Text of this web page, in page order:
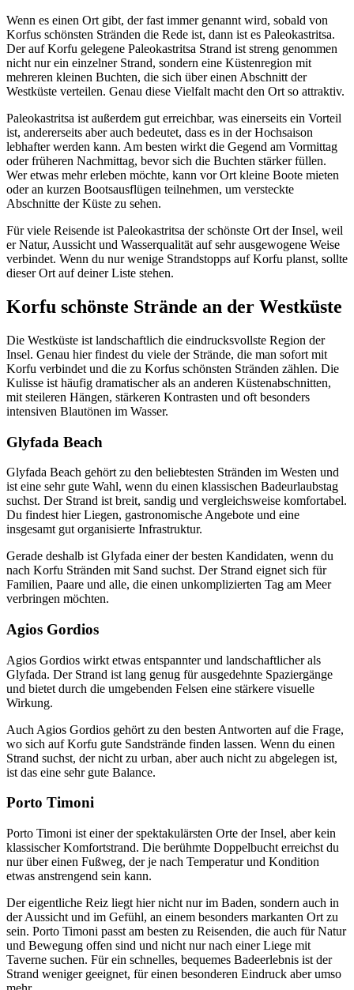
Wenn es einen Ort gibt, der fast immer genannt wird, sobald von
Korfus schönsten Stränden die Rede ist, dann ist es Paleokastritsa.
Der auf Korfu gelegene Paleokastritsa Strand ist streng genommen
nicht nur ein einzelner Strand, sondern eine Küstenregion mit
mehreren kleinen Buchten, die sich über einen Abschnitt der
Westküste verteilen. Genau diese Vielfalt macht den Ort so attraktiv.
Paleokastritsa ist außerdem gut erreichbar, was einerseits ein Vorteil
ist, andererseits aber auch bedeutet, dass es in der Hochsaison
lebhafter werden kann. Am besten wirkt die Gegend am Vormittag
oder früheren Nachmittag, bevor sich die Buchten stärker füllen.
Wer etwas mehr erleben möchte, kann vor Ort kleine Boote mieten
oder an kurzen Bootsausflügen teilnehmen, um versteckte
Abschnitte der Küste zu sehen.
Für viele Reisende ist Paleokastritsa der schönste Ort der Insel, weil
er Natur, Aussicht und Wasserqualität auf sehr ausgewogene Weise
verbindet. Wenn du nur wenige Strandstopps auf Korfu planst, sollte
dieser Ort auf deiner Liste stehen.
Korfu schönste Strände an der Westküste
Die Westküste ist landschaftlich die eindrucksvollste Region der
Insel. Genau hier findest du viele der Strände, die man sofort mit
Korfu verbindet und die zu Korfus schönsten Stränden zählen. Die
Kulisse ist häufig dramatischer als an anderen Küstenabschnitten,
mit steileren Hängen, stärkeren Kontrasten und oft besonders
intensiven Blautönen im Wasser.
Glyfada Beach
Glyfada Beach gehört zu den beliebtesten Stränden im Westen und
ist eine sehr gute Wahl, wenn du einen klassischen Badeurlaubstag
suchst. Der Strand ist breit, sandig und vergleichsweise komfortabel.
Du findest hier Liegen, gastronomische Angebote und eine
insgesamt gut organisierte Infrastruktur.
Gerade deshalb ist Glyfada einer der besten Kandidaten, wenn du
nach Korfu Stränden mit Sand suchst. Der Strand eignet sich für
Familien, Paare und alle, die einen unkomplizierten Tag am Meer
verbringen möchten.
Agios Gordios
Agios Gordios wirkt etwas entspannter und landschaftlicher als
Glyfada. Der Strand ist lang genug für ausgedehnte Spaziergänge
und bietet durch die umgebenden Felsen eine stärkere visuelle
Wirkung.
Auch Agios Gordios gehört zu den besten Antworten auf die Frage,
wo sich auf Korfu gute Sandstrände finden lassen. Wenn du einen
Strand suchst, der nicht zu urban, aber auch nicht zu abgelegen ist,
ist das eine sehr gute Balance.
Porto Timoni
Porto Timoni ist einer der spektakulärsten Orte der Insel, aber kein
klassischer Komfortstrand. Die berühmte Doppelbucht erreichst du
nur über einen Fußweg, der je nach Temperatur und Kondition
etwas anstrengend sein kann.
Der eigentliche Reiz liegt hier nicht nur im Baden, sondern auch in
der Aussicht und im Gefühl, an einem besonders markanten Ort zu
sein. Porto Timoni passt am besten zu Reisenden, die auch für Natur
und Bewegung offen sind und nicht nur nach einer Liege mit
Taverne suchen. Für ein schnelles, bequemes Badeerlebnis ist der
Strand weniger geeignet, für einen besonderen Eindruck aber umso